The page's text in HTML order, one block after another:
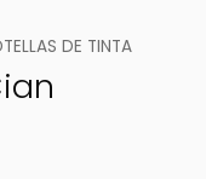
DE TINTA